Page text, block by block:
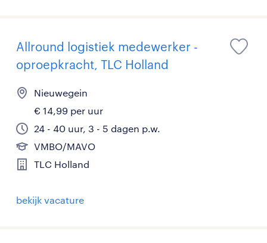
Allround logistiek medewerker -
oproepkracht, TLC Holland
Nieuwegein
€ 14,99 per uur
24 - 40 uur, 3 - 5 dagen p.w.
VMBO/MAVO
TLC Holland
bekijk vacature